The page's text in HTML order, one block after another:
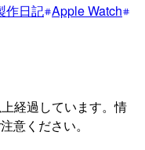
作日記 Apple Watch
経過しています。情
意ください。